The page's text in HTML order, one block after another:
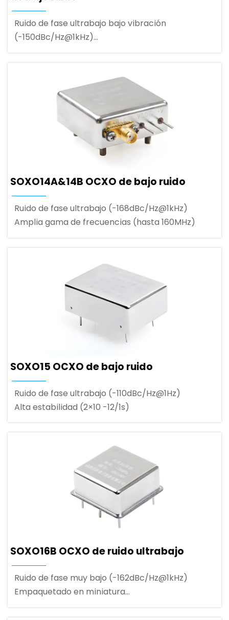
Ruido de fase ultrabajo bajo vibración
(-150dBc/Hz@1kHz)
SOXO14A&14B OCXO de bajo ruido
Ruido de fase ultrabajo (-168dBc/Hz@1kHz)
Amplia gama de frecuencias (hasta 160MHz)
SOXO15 OCXO de bajo ruido
Ruido de fase ultrabajo (-110dBc/Hz@1Hz)
Alta estabilidad (2×10 -12/1s)
SOXO16B OCXO de ruido ultrabajo
Ruido de fase muy bajo (-162dBc/Hz@1kHz)
Empaquetado en miniatura